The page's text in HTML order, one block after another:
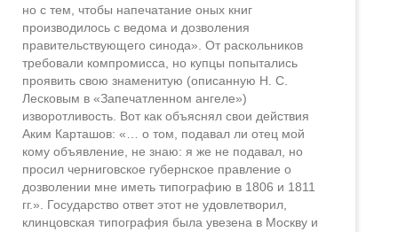
но с тем, чтобы напечатание оных книг
производилось с ведома и дозволения
правительствующего синода». От раскольников
требовали компромисса, но купцы попытались
проявить свою знаменитую (описанную Н. С.
Лесковым в «Запечатленном ангеле»)
изворотливость. Вот как объяснял свои действия
Аким Карташов: «… о том, подавал ли отец мой
кому объявление, не знаю: я же не подавал, но
просил черниговское губернское правление о
дозволении мне иметь типографию в 1806 и 1811
гг.». Государство ответ этот не удовлетворил,
клинцовская типография была увезена в Москву и